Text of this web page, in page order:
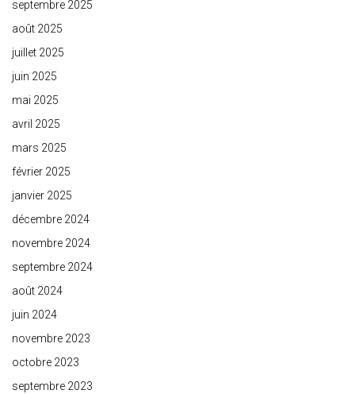
septembre 2025
août 2025
juillet 2025
juin 2025
mai 2025
avril 2025
mars 2025
février 2025
janvier 2025
décembre 2024
novembre 2024
septembre 2024
août 2024
juin 2024
novembre 2023
octobre 2023
septembre 2023